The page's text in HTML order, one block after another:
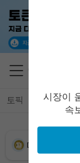
토픽 전체기사
XRP (XRP)
Solana (SOL)
Hyperliquid
시장이
속